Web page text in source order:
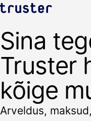
Lahendused
Kellele
Ressursid
Logi sisse
Broneeri demo
Sina
Truster
kõige
Arveldus,